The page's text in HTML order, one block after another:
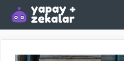
İçeriğe
atla